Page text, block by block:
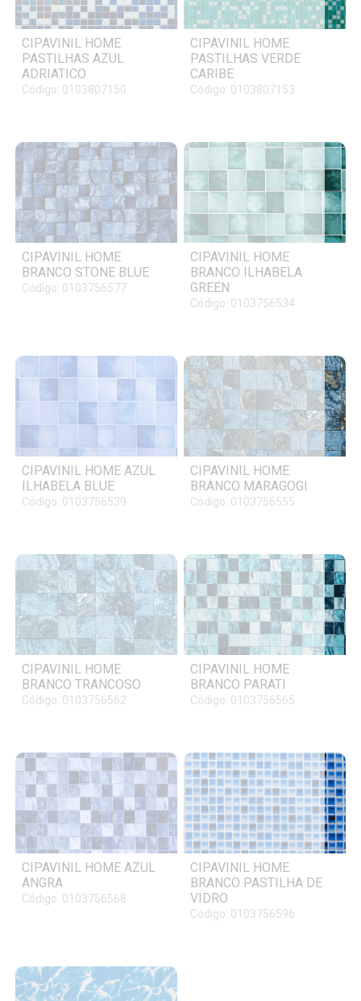
CIPAVINIL HOME
PASTILHAS AZUL
ADRIATICO
Código: 0103807150
CIPAVINIL HOME
PASTILHAS VERDE
CARIBE
Código: 0103807153
CIPAVINIL HOME
BRANCO STONE BLUE
Código: 0103756577
CIPAVINIL HOME
BRANCO ILHABELA
GREEN
Código: 0103756534
CIPAVINIL HOME AZUL
ILHABELA BLUE
Código: 0103756539
CIPAVINIL HOME
BRANCO MARAGOGI
Código: 0103756555
CIPAVINIL HOME
BRANCO TRANCOSO
Código: 0103756562
CIPAVINIL HOME
BRANCO PARATI
Código: 0103756565
CIPAVINIL HOME AZUL
ANGRA
Código: 0103756568
CIPAVINIL HOME
BRANCO PASTILHA DE
VIDRO
Código: 0103756596